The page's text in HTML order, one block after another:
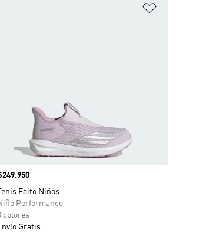
Tenis Faito Niños
Performance
colores
Gratis